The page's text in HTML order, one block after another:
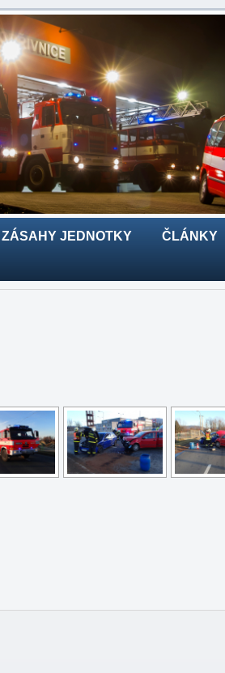
ZÁSAHY JEDNOTKY ČLÁNKY